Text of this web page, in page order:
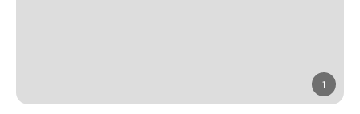
1